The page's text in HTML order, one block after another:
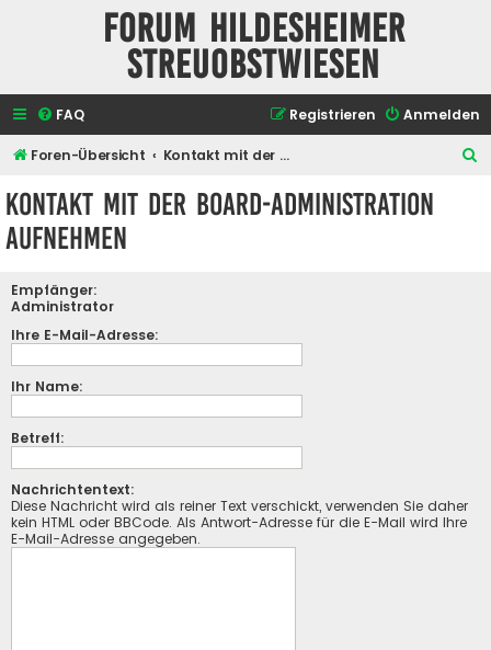
Forum Hildesheimer
Streuobstwiesen
FAQ Anmelden
Registrieren
Foren-Übersicht Kontakt mit der Board-Administration aufnehmen
Kontakt mit der Board-Administration
aufnehmen
Empfänger:
Administrator
Ihre E-Mail-Adresse:
Ihr Name:
Betreff:
Nachrichtentext:
Diese Nachricht wird als reiner Text verschickt, verwenden Sie daher
kein HTML oder BBCode. Als Antwort-Adresse für die E-Mail wird Ihre
E-Mail-Adresse angegeben.